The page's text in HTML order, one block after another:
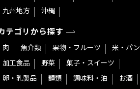
九州地方
沖縄
テゴリから探す
肉 魚介類 果物・フルーツ
米・パン
加工食品
野菜
菓子・スイーツ
卵・乳製品
麺類 調味料・油 お酒